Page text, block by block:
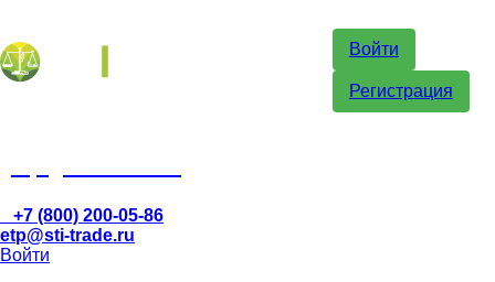
Войти
Регистрация
+7 (800) 200-05-86
etp@sti-trade.ru
Войти